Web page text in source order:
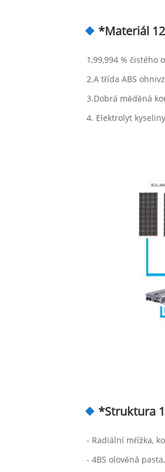
*Materiál
1,99,994 % čistého
2.A třída ABS
3.Dobrá měděná
4. Elektrolyt
*Struktura
- Radiální mřížka,
- 4BS olověná